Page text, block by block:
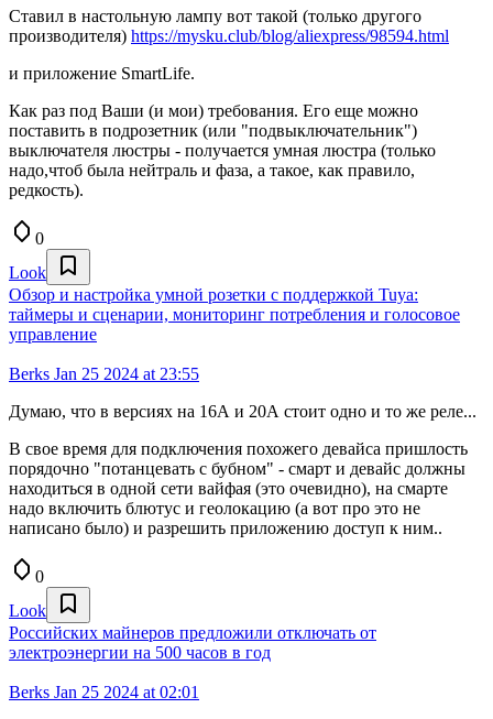
Ставил в настольную лампу вот такой (только другого
производителя) https://mysku.club/blog/aliexpress/98594.html
и приложение SmartLife.
Как раз под Ваши (и мои) требования. Его еще можно
поставить в подрозетник (или "подвыключательник")
выключателя люстры - получается умная люстра (только
надо,чтоб была нейтраль и фаза, а такое, как правило,
редкость).
0
Look
Обзор и настройка умной розетки с поддержкой Tuya:
таймеры и сценарии, мониторинг потребления и голосовое
управление
Berks Jan 25 2024 at 23:55
Думаю, что в версиях на 16А и 20А стоит одно и то же реле...
В свое время для подключения похожего девайса пришлость
порядочно "потанцевать с бубном" - смарт и девайс должны
находиться в одной сети вайфая (это очевидно), на смарте
надо включить блютус и геолокацию (а вот про это не
написано было) и разрешить приложению доступ к ним..
0
Look
Российских майнеров предложили отключать от
электроэнергии на 500 часов в год
Berks Jan 25 2024 at 02:01